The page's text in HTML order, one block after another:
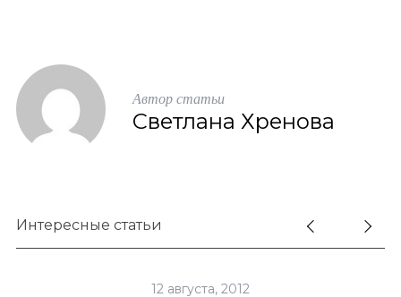
Автор статьи
Светлана Хренова
Интересные статьи
12 августа, 2012
c
h